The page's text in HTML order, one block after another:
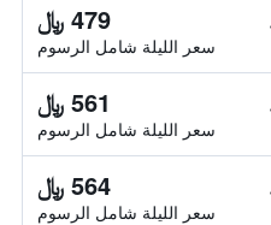
479 ﷼
سعر الليلة شامل الرسوم
561 ﷼
سعر الليلة شامل الرسوم
564 ﷼
سعر الليلة شامل الرسوم